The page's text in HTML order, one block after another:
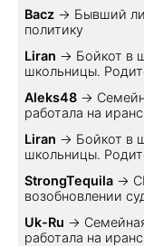
Bacz → Бывший
политику
Liran → Бойкот в
школьницы.
Aleks48 →
работала на
Liran → Бойкот в
школьницы.
StrongTequila →
возобновлении
Uk-Ru →
работала на